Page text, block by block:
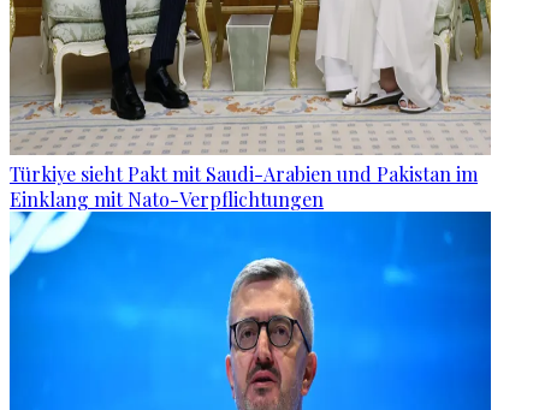
Türkiye sieht Pakt mit Saudi-Arabien und Pakistan im
Einklang mit Nato-Verpflichtungen